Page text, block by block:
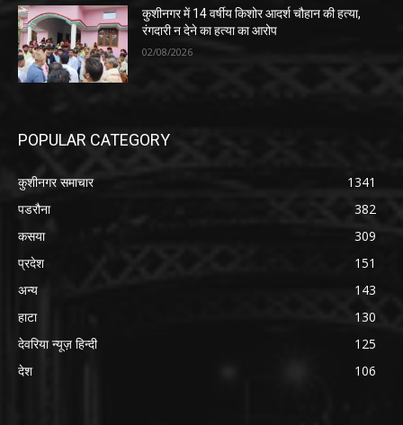
कुशीनगर में 14 वर्षीय किशोर आदर्श चौहान की हत्या,
रंगदारी न देने का हत्या का आरोप
02/08/2026
POPULAR CATEGORY
कुशीनगर समाचार
1341
पडरौना
382
कसया
309
प्रदेश
151
अन्य
143
हाटा
130
देवरिया न्यूज़ हिन्दी
125
देश
106